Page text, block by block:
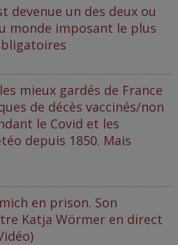
devenue un des deux ou
monde imposant le plus
mieux gardés de France
de décès vaccinés/non
le Covid et les
depuis 1850. Mais
en prison. Son
Katja Wörmer en direct